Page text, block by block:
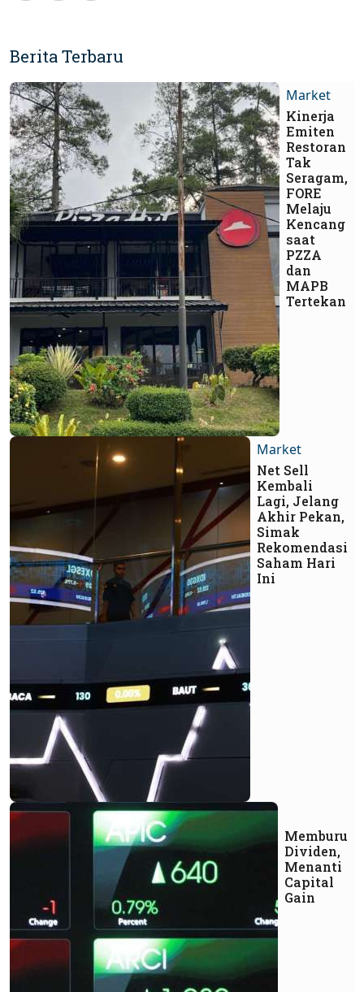
Berita Terbaru
Market
Kinerja
Emiten
Restoran
Tak
Seragam,
FORE
Melaju
Kencang
saat
PZZA
dan
MAPB
Tertekan
Market
Net Sell
Kembali
Lagi, Jelang
Akhir Pekan,
Simak
Rekomendasi
Saham Hari
Ini
Memburu
Dividen,
Menanti
Capital
Gain